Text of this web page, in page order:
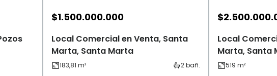
$1.500.000.000
Local Comercial en Venta, Santa
Marta, Santa Marta
$
Local
Marta, Santa